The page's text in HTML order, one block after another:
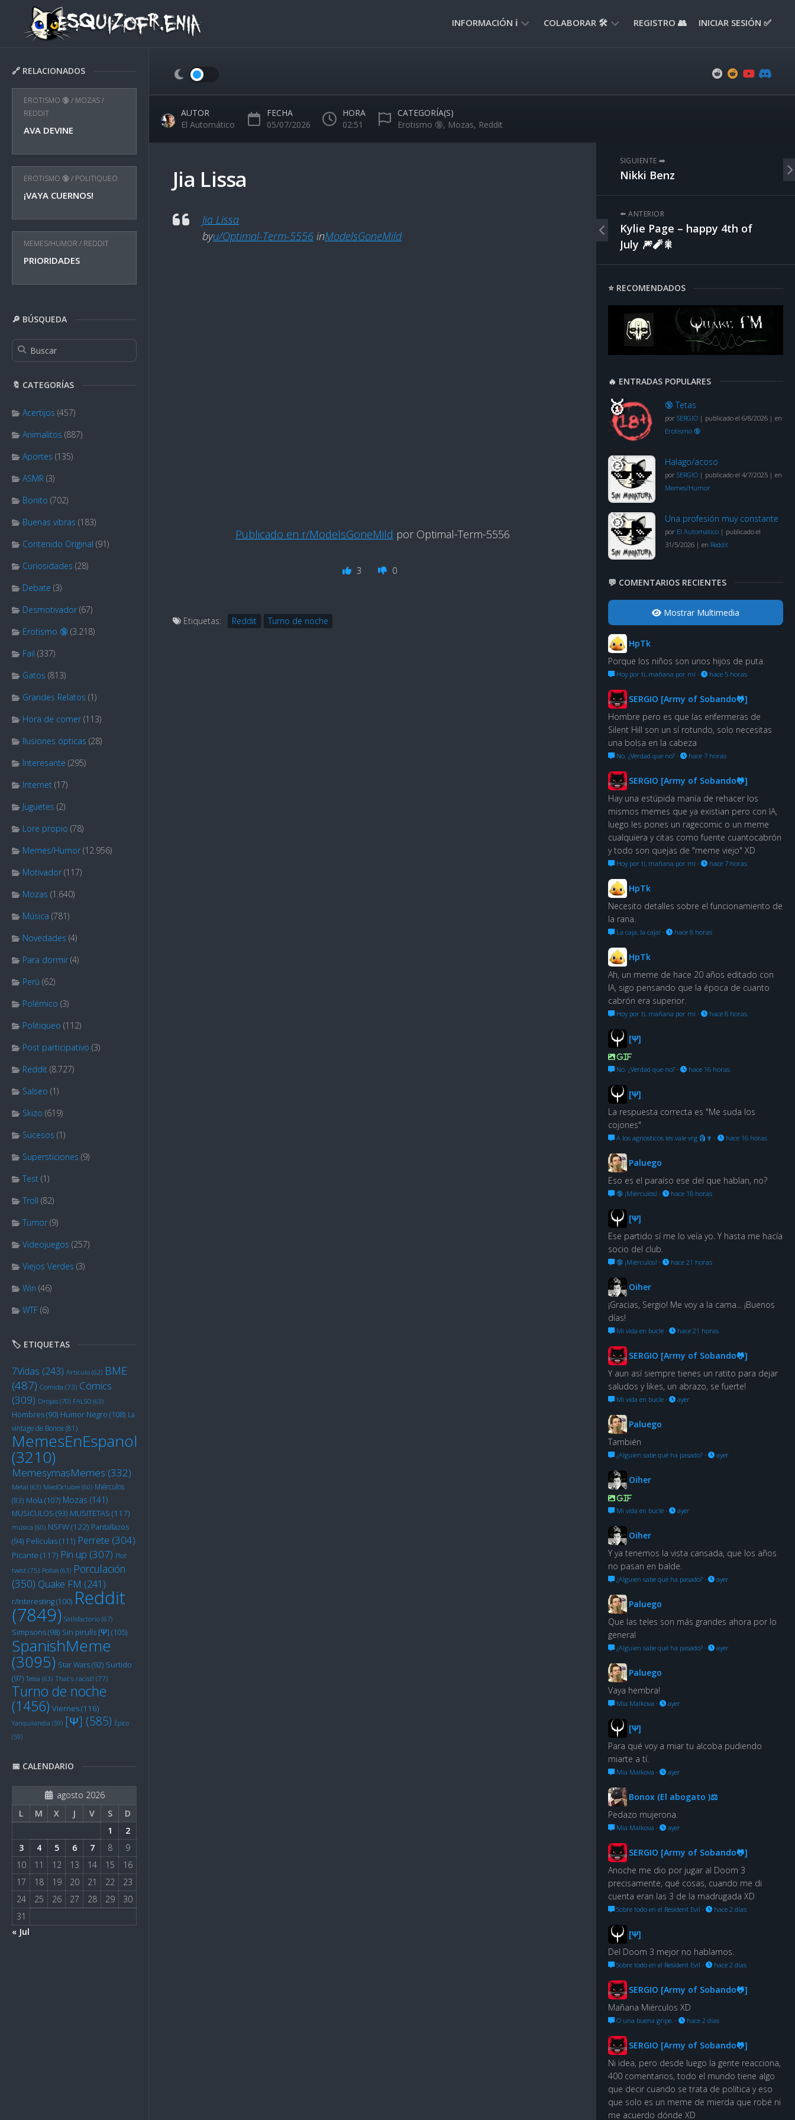
content
INFORMACIÓN ℹ️
NORMAS
USO
🚸
COLABORAR 🛠️ REGISTRO 👥 INICIAR SESIÓN ✅
🔗 RELACIONADOS
EROTISMO 🔞/ MOZAS/
REDDIT
AVA DEVINE
EROTISMO 🔞/ POLITIQUEO
¡VAYA CUERNOS!
MEMES/HUMOR / REDDIT
PRIORIDADES
🔎 BÚSQUEDA
🔖 CATEGORÍAS
Acertijos (457)
Animalitos (887)
Aportes (135)
ASMR (3)
Bonito (702)
Buenas vibras (183)
Contenido Original (91)
Curiosidades (28)
Debate (3)
Desmotivador (67)
Erotismo 🔞 (3.218)
Fail (337)
Gatos (813)
Grandes Relatos (1)
Hora de comer (113)
Ilusiones ópticas (28)
Interesante (295)
Internet (17)
Juguetes (2)
Lore propio (78)
Memes/Humor (12.956)
Motivador (117)
Mozas (1.640)
Música (781)
Novedades (4)
Para dormir (4)
Perú (62)
Polémico (3)
Politiqueo (112)
Post participativo (3)
Reddit (8.727)
Salseo (1)
Skizo (619)
Sucesos (1)
Supersticiones (9)
Test (1)
Troll (82)
Tumor (9)
Videojuegos (257)
Viejos Verdes (3)
Win (46)
WTF (6)
🏷️ ETIQUETAS
7Vidas (243) Artículo (62) BME
(487) Comida (73) Cómics
(309) Drojas (70) FALSO (63)
Hombres(90) Humor Negro (108) La
vintage de Bonox(81)
MemesEnEspanol
(3210)
MemesymasMemes (332)
Metal (63) MiedOctubre (60) Miérculos
(83) Mola (107) Mozas (141)
MUSICULOS (93) MUSITETAS (117)
música (60) NSFW(122) Pantallazos
(94) Películas(111) Perrete (304)
Picante (117) Pin up (307) Plot
twist (75) Pollas (63) Porculación
(350) Quake FM (241)
r/Interesting(100) Reddit
(7849) Satisfactorio (67)
Simpsons(98) Sin pirulís [Ψ] (105)
SpanishMeme
(3095) Star Wars(92) Surtido
(97) Tessa (63) That's racist! (77)
Turno de noche
(1456) Viernes(116)
Yanquilandia (59) [Ψ] (585) Épico
(59)
📅 CALENDARIO
agosto 2026
L
M X J V S
D
1
2
3
4 5 6 7 8
9
10
11 12 13 14 15
16
17
18 19 20 21 22
23
24
25 26 27 28 29
30
31
« Jul
AUTOR
El Automático
FECHA
05/07/2026
HORA
02:51
CATEGORÍA(S)
Erotismo 🔞, Mozas, Reddit
Jia Lissa
Jia Lissa
byu/Optimal-Term-5556 inModelsGoneMild
Publicado en r/ModelsGoneMild por Optimal-Term-5556
3 0
Etiquetas: Reddit Turno de noche
SIGUIENTE ➡️
Nikki Benz
⬅️ ANTERIOR
Kylie Page – happy 4th of
July 🎆🧨🎇
⭐ RECOMENDADOS
🔥 ENTRADAS POPULARES
🔞 Tetas
por SERGIO | publicado el 6/8/2026 | en
Erotismo 🔞
Halago/acoso
por SERGIO | publicado el 4/7/2025 | en
Memes/Humor
Una profesión muy constante
por El Automático | publicado el
31/5/2026 | en Reddit
💬 COMENTARIOS RECIENTES
Mostrar Multimedia
HpTk
Porque los niños son unos hijos de puta.
Hoy por ti, mañana por mí · hace 5 horas
SERGIO [Army of Sobando🐸]
Hombre pero es que las enfermeras de
Silent Hill son un sí rotundo, solo necesitas
una bolsa en la cabeza
No. ¿Verdad que no? · hace 7 horas
SERGIO [Army of Sobando🐸]
Hay una estúpida manía de rehacer los
mismos memes que ya existian pero con IA,
luego les pones un ragecomic o un meme
cualquiera y citas como fuente cuantocabrón
y todo son quejas de "meme viejo" XD
Hoy por ti, mañana por mí · hace 7 horas
HpTk
Necesito detalles sobre el funcionamiento de
la rana.
La caja, la caja! · hace 8 horas
HpTk
Ah, un meme de hace 20 años editado con
IA, sigo pensando que la época de cuanto
cabrón era superior.
Hoy por ti, mañana por mí · hace 8 horas
[Ψ]
GIF
No. ¿Verdad que no? · hace 16 horas
[Ψ]
La respuesta correcta es "Me suda los
cojones"
A los agnosticos les vale vrg 🗿🍷 · hace 16 horas
Paluego
Eso es el paraíso ese del que hablan, no?
🔞 ¡Miérculos! · hace 18 horas
[Ψ]
Ese partido sí me lo veía yo. Y hasta me hacía
socio del club.
🔞 ¡Miérculos! · hace 21 horas
Oiher
¡Gracias, Sergio! Me voy a la cama... ¡Buenos
días!
Mi vida en bucle · hace 21 horas
SERGIO [Army of Sobando🐸]
Y aun así siempre tienes un ratito para dejar
saludos y likes, un abrazo, se fuerte!
Mi vida en bucle · ayer
Paluego
También
¿Alguien sabe qué ha pasado? · ayer
Oiher
GIF
Mi vida en bucle · ayer
Oiher
Y ya tenemos la vista cansada, que los años
no pasan en balde.
¿Alguien sabe qué ha pasado? · ayer
Paluego
Que las teles son más grandes ahora por lo
general
¿Alguien sabe qué ha pasado? · ayer
Paluego
Vaya hembra!
Mia Malkova · ayer
[Ψ]
Para qué voy a miar tu alcoba pudiendo
miarte a tí.
Mia Malkova · ayer
Bonox (El abogato )⚖
Pedazo mujerona.
Mia Malkova · ayer
SERGIO [Army of Sobando🐸]
Anoche me dio por jugar al Doom 3
precisamente, qué cosas, cuando me di
cuenta eran las 3 de la madrugada XD
Sobre todo en el Resident Evil · hace 2 días
[Ψ]
Del Doom 3 mejor no hablamos.
Sobre todo en el Resident Evil · hace 2 días
SERGIO [Army of Sobando🐸]
Mañana Miérculos XD
O una buena gripe. · hace 2 días
SERGIO [Army of Sobando🐸]
Ni idea, pero desde luego la gente reacciona,
400 comentarios, todo el mundo tiene algo
que decir cuando se trata de política y eso
que solo es un meme de mierda que robé ni
me acuerdo dónde XD